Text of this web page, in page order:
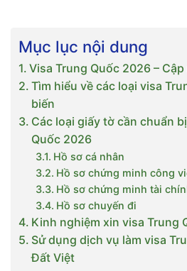
Mục lục nội dung
Visa Trung Quốc 2026 –
Tìm hiểu về các loại visa
biến
Các loại giấy tờ cần chuẩn
Quốc 2026
Hồ sơ cá nhân
Hồ sơ chứng minh công
Hồ sơ chứng minh tài
Hồ sơ chuyến đi
Kinh nghiệm xin visa Trung
Sử dụng dịch vụ làm visa
Đất Việt